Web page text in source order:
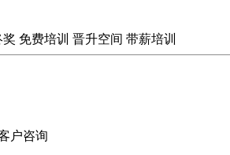
奖 免费培训 晋升空间 带薪培训
户咨询